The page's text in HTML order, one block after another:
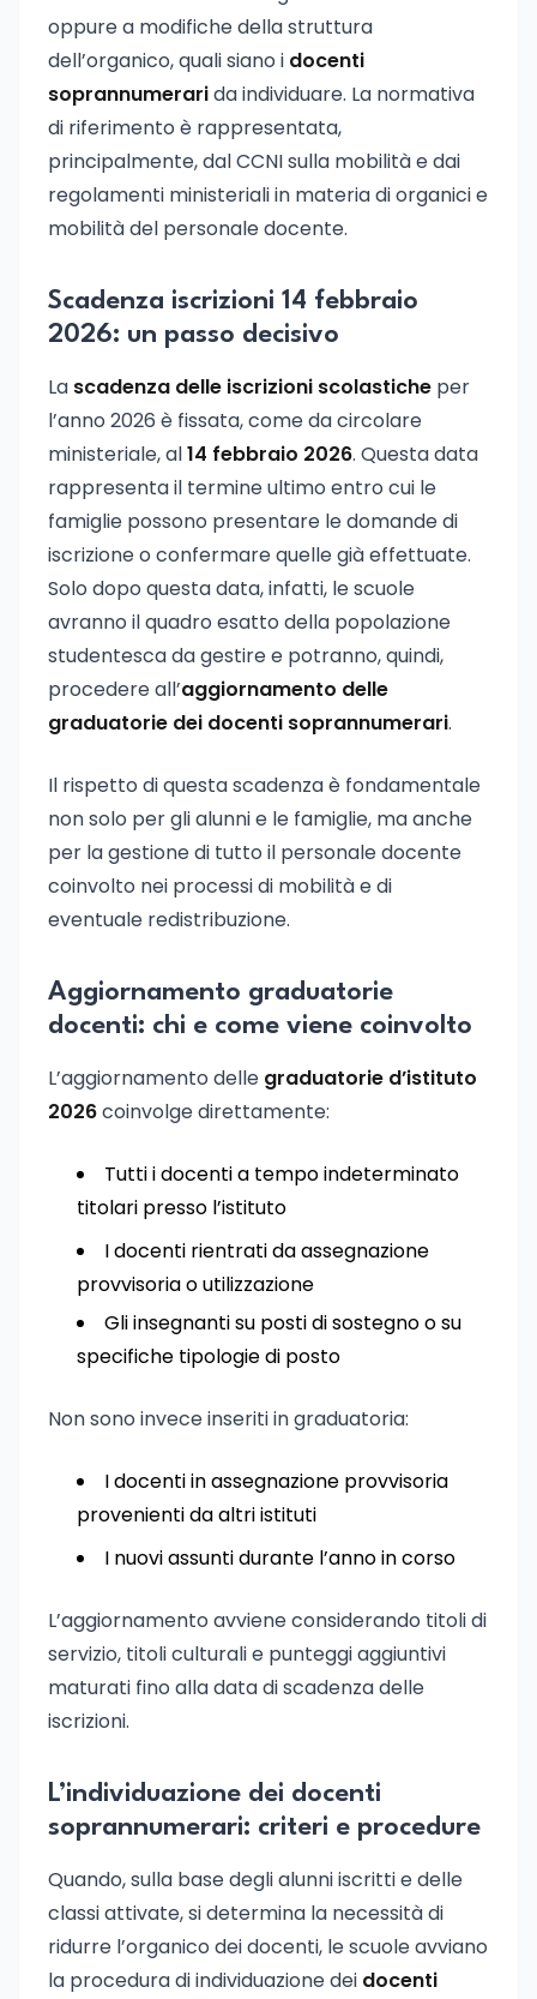
oppure a modifiche della struttura
dell’organico, quali siano i docenti
soprannumerarida individuare. La normativa
di riferimento è rappresentata,
principalmente, dal CCNI sulla mobilità e dai
regolamenti ministeriali in materia di organici e
mobilità del personale docente.
Scadenza iscrizioni 14 febbraio
2026: un passo decisivo
La scadenza delle iscrizioni scolastiche per
l’anno 2026 è fissata, come da circolare
ministeriale, al14 febbraio 2026. Questa data
rappresenta il termine ultimo entro cui le
famiglie possono presentare le domande di
iscrizione o confermare quelle già effettuate.
Solo dopo questa data, infatti, le scuole
avranno il quadro esatto della popolazione
studentesca da gestire e potranno, quindi,
procedere all’aggiornamento delle
graduatorie dei docenti soprannumerari.
Il rispetto di questa scadenza è fondamentale
non solo per gli alunni e le famiglie, ma anche
per la gestione di tutto il personale docente
coinvolto nei processi di mobilità e di
eventuale redistribuzione.
Aggiornamento graduatorie
docenti: chi e come viene coinvolto
L’aggiornamento delle graduatorie d’istituto
2026coinvolge direttamente:
Tutti i docenti a tempo indeterminato
titolari presso l’istituto
I docenti rientrati da assegnazione
provvisoria o utilizzazione
Gli insegnanti su posti di sostegno o su
specifiche tipologie di posto
Non sono invece inseriti in graduatoria:
I docenti in assegnazione provvisoria
provenienti da altri istituti
I nuovi assunti durante l’anno in corso
L’aggiornamento avviene considerando titoli di
servizio, titoli culturali e punteggi aggiuntivi
maturati fino alla data di scadenza delle
iscrizioni.
L’individuazione dei docenti
soprannumerari: criteri e procedure
Quando, sulla base degli alunni iscritti e delle
classi attivate, si determina la necessità di
ridurre l’organico dei docenti, le scuole avviano
la procedura di individuazione dei docenti